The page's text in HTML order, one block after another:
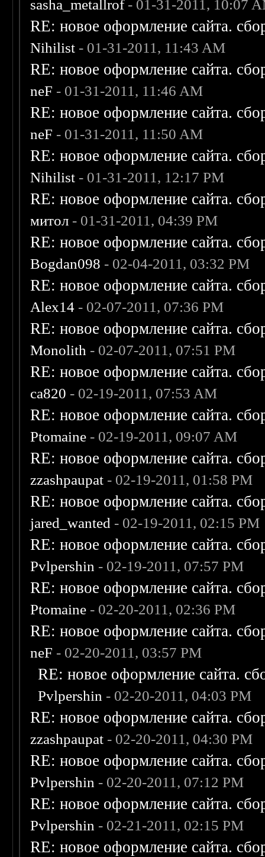
sasha_metallrof- 01-31-2011, 10:07
RE: новое оформление сайта.
Nihilist - 01-31-2011, 11:43 AM
RE: новое оформление сайта.
neF - 01-31-2011, 11:46 AM
RE: новое оформление сайта.
neF - 01-31-2011, 11:50 AM
RE: новое оформление сайта.
Nihilist - 01-31-2011, 12:17 PM
RE: новое оформление сайта.
митол - 01-31-2011, 04:39 PM
RE: новое оформление сайта.
Bogdan098 - 02-04-2011, 03:32 PM
RE: новое оформление сайта.
Alex14 - 02-07-2011, 07:36 PM
RE: новое оформление сайта.
Monolith - 02-07-2011, 07:51 PM
RE: новое оформление сайта.
ca820 - 02-19-2011, 07:53 AM
RE: новое оформление сайта.
Ptomaine - 02-19-2011, 09:07 AM
RE: новое оформление сайта.
zzashpaupat - 02-19-2011, 01:58 PM
RE: новое оформление сайта.
jared_wanted - 02-19-2011, 02:15 PM
RE: новое оформление сайта.
Pvlpershin - 02-19-2011, 07:57 PM
RE: новое оформление сайта.
Ptomaine - 02-20-2011, 02:36 PM
RE: новое оформление сайта.
neF - 02-20-2011, 03:57 PM
RE: новое оформление сайта.
Pvlpershin - 02-20-2011, 04:03 PM
RE: новое оформление сайта.
zzashpaupat - 02-20-2011, 04:30 PM
RE: новое оформление сайта.
Pvlpershin - 02-20-2011, 07:12 PM
RE: новое оформление сайта.
Pvlpershin - 02-21-2011, 02:15 PM
RE: новое оформление сайта.